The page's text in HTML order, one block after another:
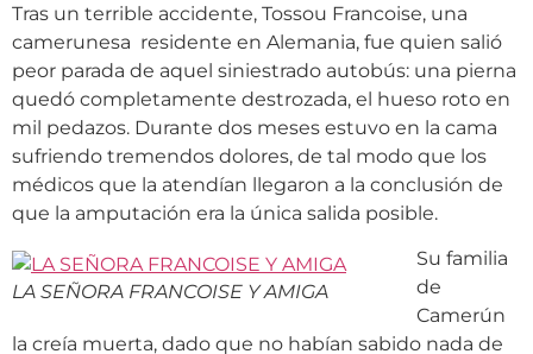
Tras un terrible accidente, Tossou Francoise, una
camerunesa residente en Alemania, fue quien salió
peor parada de aquel siniestrado autobús: una pierna
quedó completamente destrozada, el hueso roto en
mil pedazos. Durante dos meses estuvo en la cama
sufriendo tremendos dolores, de tal modo que los
médicos que la atendían llegaron a la conclusión de
que la amputación era la única salida posible.
LA SEÑORA FRANCOISE Y AMIGA
Su familia
de
Camerún
la creía muerta, dado que no habían sabido nada de